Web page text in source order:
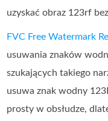
uzyskać obraz 123rf
FVC Free Watermark
usuwania znaków
szukających takiego
usuwa znak wodny
prosty w obsłudze,